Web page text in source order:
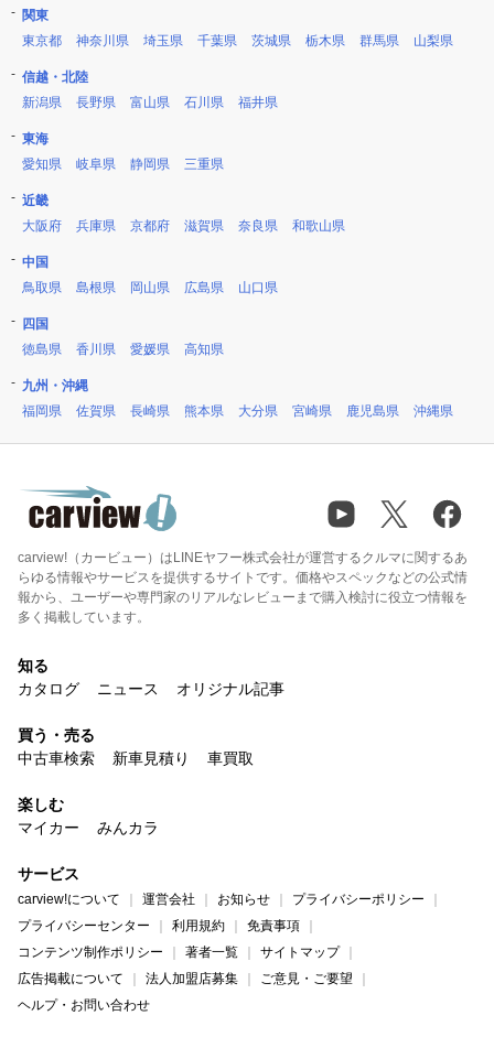
関東
東京都
神奈川県 埼玉県 千葉県 茨城県 栃木県 群馬県 山梨県
信越・北陸
新潟県
長野県 富山県 石川県 福井県
東海
愛知県
岐阜県 静岡県 三重県
近畿
大阪府
兵庫県 京都府 滋賀県 奈良県 和歌山県
中国
鳥取県
島根県 岡山県 広島県 山口県
四国
徳島県
香川県 愛媛県 高知県
九州・沖縄
福岡県
佐賀県 長崎県 熊本県 大分県 宮崎県 鹿児島県 沖縄県
carview!（カービュー）はLINEヤフー株式会社が運営するクルマに関するあ
らゆる情報やサービスを提供するサイトです。価格やスペックなどの公式情
報から、ユーザーや専門家のリアルなレビューまで購入検討に役立つ情報を
多く掲載しています。
知る
カタログ
ニュース オリジナル記事
買う・売る
中古車検索
新車見積り 車買取
楽しむ
マイカー
みんカラ
サービス
carview!について 運営会社 お知らせ
プライバシーポリシー
プライバシーセンター
利用規約
免責事項
コンテンツ制作ポリシー
著者一覧
サイトマップ
広告掲載について
法人加盟店募集
ご意見・ご要望
ヘルプ・お問い合わせ